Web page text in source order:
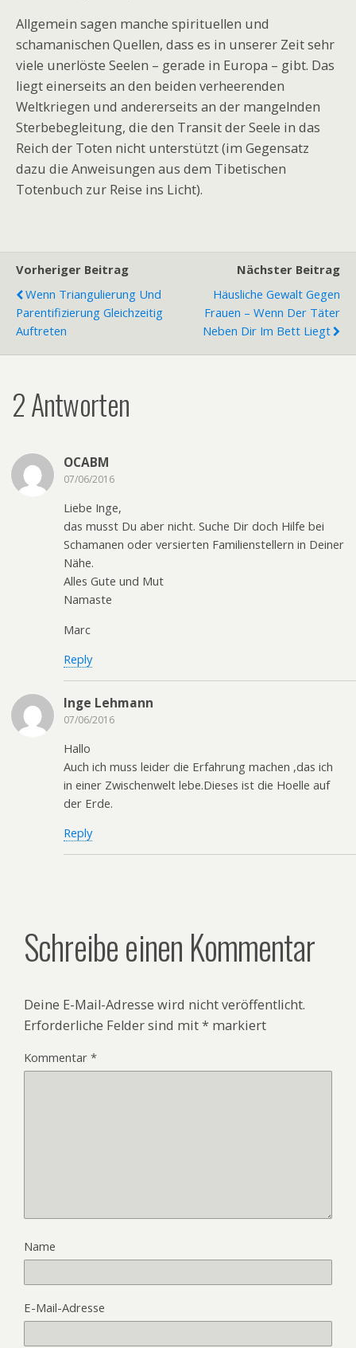
Allgemein sagen manche spirituellen und
schamanischen Quellen, dass es in unserer Zeit sehr
viele unerlöste Seelen – gerade in Europa – gibt. Das
liegt einerseits an den beiden verheerenden
Weltkriegen und andererseits an der mangelnden
Sterbebegleitung, die den Transit der Seele in das
Reich der Toten nicht unterstützt (im Gegensatz
dazu die Anweisungen aus dem Tibetischen
Totenbuch zur Reise ins Licht).
Vorheriger Beitrag
Wenn Triangulierung Und
Parentifizierung Gleichzeitig
Auftreten
Nächster Beitrag
Häusliche Gewalt Gegen
Frauen – Wenn Der Täter
Neben Dir Im Bett Liegt
2 Antworten
OCABM
07/06/2016
Liebe Inge,
das musst Du aber nicht. Suche Dir doch Hilfe bei
Schamanen oder versierten Familienstellern in Deiner
Nähe.
Alles Gute und Mut
Namaste
Marc
Reply
Inge Lehmann
07/06/2016
Hallo
Auch ich muss leider die Erfahrung machen ,das ich
in einer Zwischenwelt lebe.Dieses ist die Hoelle auf
der Erde.
Reply
Schreibe einen Kommentar
Deine E-Mail-Adresse wird nicht veröffentlicht.
Erforderliche Felder sind mit* markiert
Kommentar *
Name
E-Mail-Adresse